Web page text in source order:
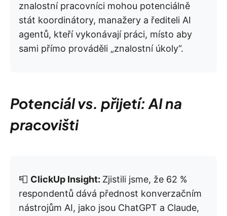
znalostní pracovníci mohou potenciálně
stát koordinátory, manažery a řediteli AI
agentů, kteří vykonávají práci, místo aby
sami přímo prováděli „znalostní úkoly“.
Potenciál vs. přijetí: AI na
pracovišti
📮 ClickUp Insight: Zjistili jsme, že 62 %
respondentů dává přednost konverzačním
nástrojům AI, jako jsou ChatGPT a Claude,